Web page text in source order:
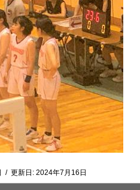
/ 更新日: 2024年7月16日